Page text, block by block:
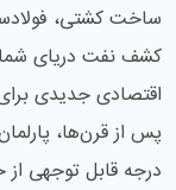
ساخت کشتی،
کشف نفت دریای
پس از قرن‌ها،
درجه قابل توجهی